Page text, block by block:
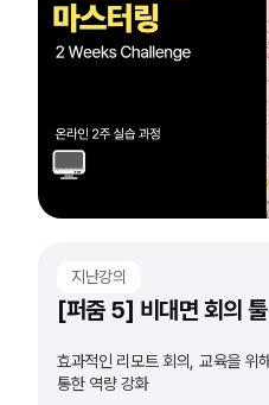
지난강의
[퍼줌 5] 비대면 회의 툴
효과적인 리모트 회의, 교육을 위해 필요한 툴의 선택적 학습을
통한 역량 강화